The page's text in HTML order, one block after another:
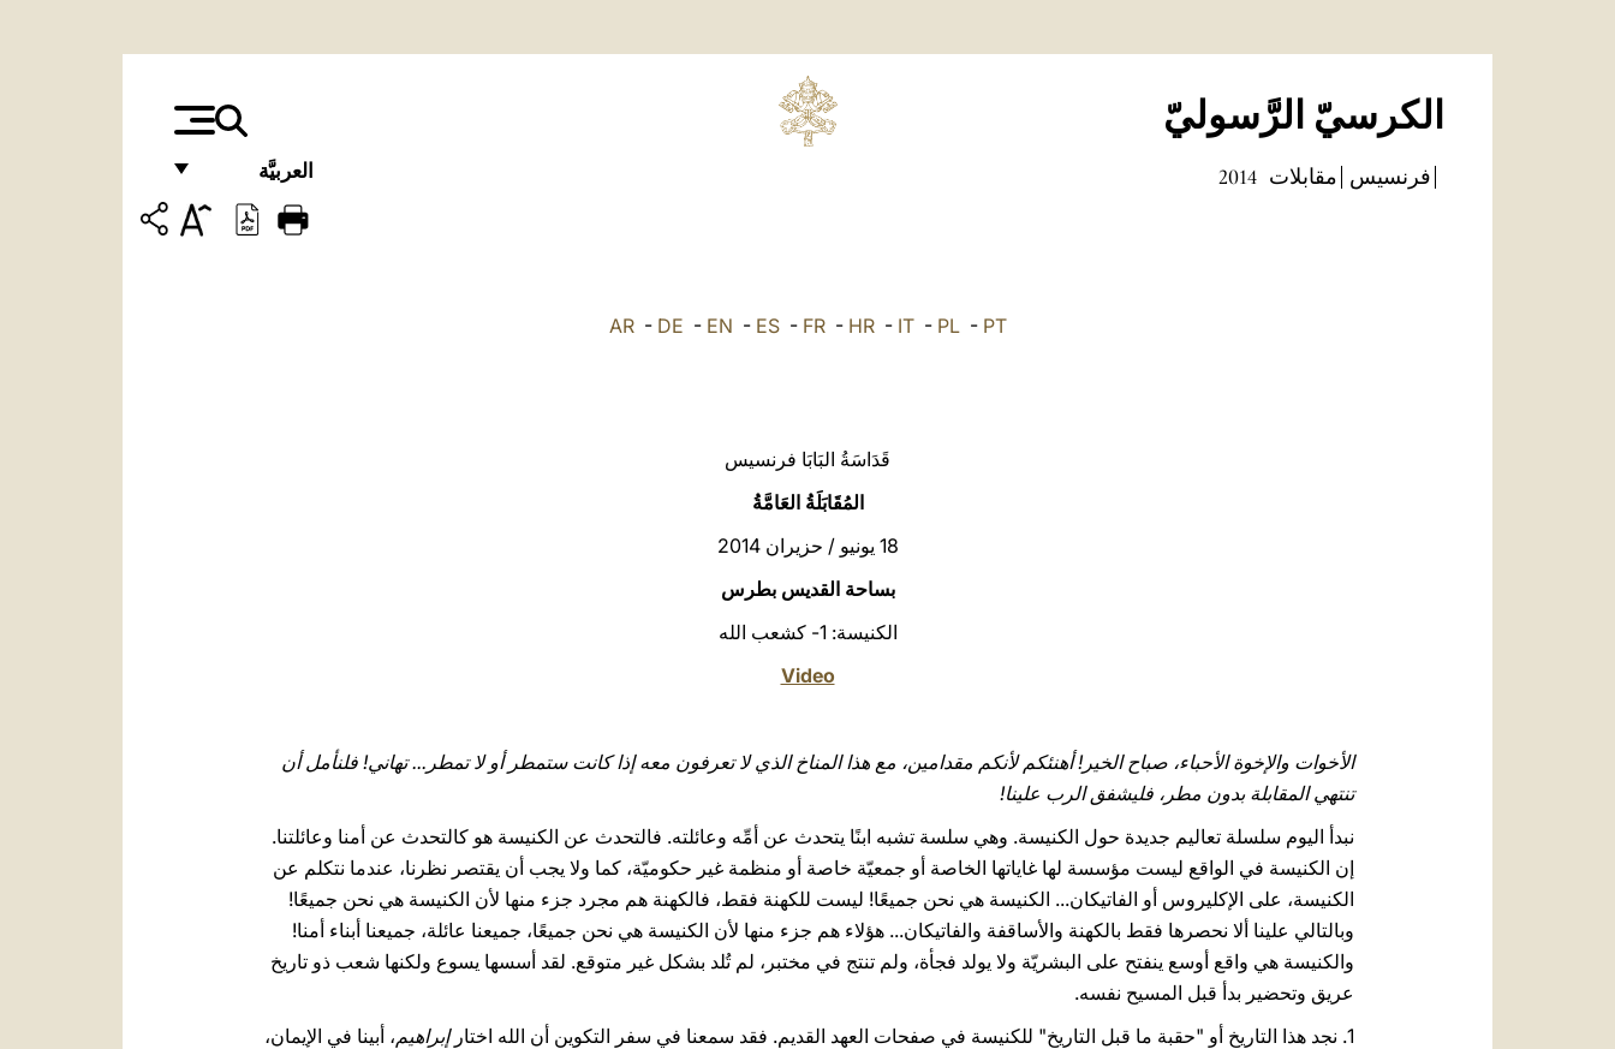
الكرسيّ الرَّسوليّ
العربيَّة
FRANÇAIS
فرنسيس مقابلات 2014
AR- DE - EN - ES- FR- HR- IT- PL- PT
قَدَاسَةُ البَابَا فرنسيس
المُقَابَلَةُ العَامَّةُ
18 يونيو / حزيران 2014
بساحة القديس بطرس
الكنيسة: 1- كشعب الله
Video
الأخوات والإخوة الأحباء، صباح الخير! أهنئكم لأنكم مقدامين، مع هذا المناخ الذي لا تعرفون معه إذا كانت ستمطر أو لا تمطر... تهاني! فلنأمل أن
تنتهي المقابلة بدون مطر، فليشفق الرب علينا!
نبدأ اليوم سلسلة تعاليم جديدة حول الكنيسة. وهي سلسة تشبه ابنًا يتحدث عن أمِّه وعائلته. فالتحدث عن الكنيسة هو كالتحدث عن أمنا وعائلتنا.
إن الكنيسة في الواقع ليست مؤسسة لها غاياتها الخاصة أو جمعيّة خاصة أو منظمة غير حكوميّة، كما ولا يجب أن يقتصر نظرنا، عندما نتكلم عن
الكنيسة، على الإكليروس أو الفاتيكان... الكنيسة هي نحن جميعًا! ليست للكهنة فقط، فالكهنة هم مجرد جزء منها لأن الكنيسة هي نحن جميعًا!
وبالتالي علينا ألا نحصرها فقط بالكهنة والأساقفة والفاتيكان... هؤلاء هم جزء منها لأن الكنيسة هي نحن جميعًا، جميعنا عائلة، جميعنا أبناء أمنا!
والكنيسة هي واقع أوسع ينفتح على البشريّة ولا يولد فجأة، ولم تنتج في مختبر، لم تُلد بشكل غير متوقع. لقد أسسها يسوع ولكنها شعب ذو تاريخ
عريق وتحضير بدأ قبل المسيح نفسه.
1. نجد هذا التاريخ أو "حقبة ما قبل التاريخ" للكنيسة في صفحات العهد القديم. فقد سمعنا في سفر التكوين أن الله اختار
إبراهيم، أبينا في الإيمان،